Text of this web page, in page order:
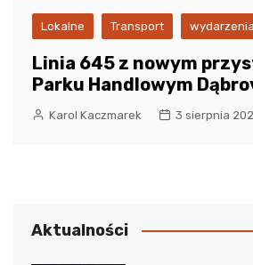
Lokalne Transport wydarzenia
Linia 645 z nowym
Parku Handlowym
Karol Kaczmarek 3 sierpnia
Aktualności